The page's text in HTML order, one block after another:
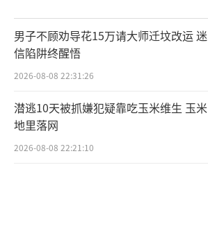
男子不顾劝导花15万请大师迁坟改运 迷
信陷阱终醒悟
2026-08-08 22:31:26
潜逃10天被抓嫌犯疑靠吃玉米维生 玉米
地里落网
2026-08-08 22:21:10